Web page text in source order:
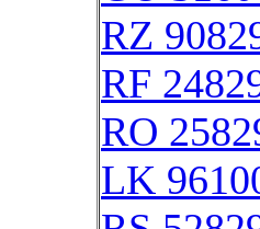
RZ
RF
RO
LK